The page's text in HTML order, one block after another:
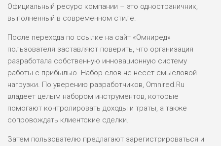
Официальный ресурс компании – это одностраничник,
выполненный в современном стиле.
После перехода по ссылке на сайт «Омниред»
пользователя заставляют поверить, что организация
разработала собственную инновационную систему
работы с прибылью. Набор слов не несет смысловой
нагрузки. По уверению разработчиков, Omnired.Ru
владеет целым набором инструментов, которые
помогают контролировать доходы и траты, а также
сопровождать клиентские сделки.
Затем пользователю предлагают зарегистрироваться и